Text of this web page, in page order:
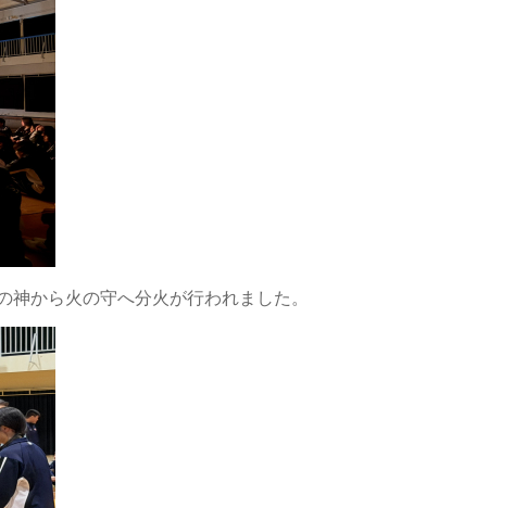
から火の守へ分火が行われました。